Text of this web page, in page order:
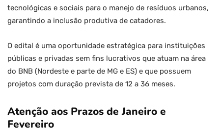
tecnológicas e sociais para o manejo de resíduos urbanos,
garantindo a inclusão produtiva de catadores.
O edital é uma oportunidade estratégica para instituições
públicas e privadas sem fins lucrativos que atuam na área
do BNB (Nordeste e parte de MG e ES) e que possuem
projetos com duração prevista de 12 a 36 meses.
Atenção aos Prazos de Janeiro e
Fevereiro